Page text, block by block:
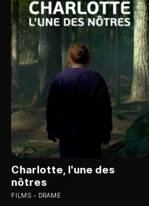
Charlotte, l'une des
nôtres
FILMS DRAME